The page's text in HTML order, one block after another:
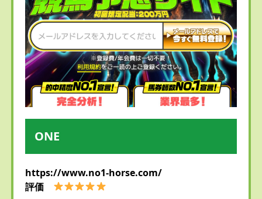
ONE
https://www.no1-horse.com/
評価